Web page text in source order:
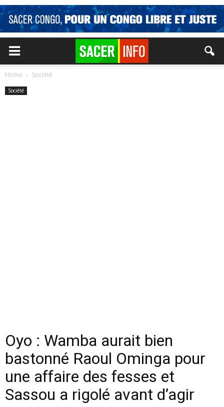
Home Société
Société
Oyo : Wamba aurait bien
bastonné Raoul Ominga pour
une affaire des fesses et
Sassou a rigolé avant d’agir